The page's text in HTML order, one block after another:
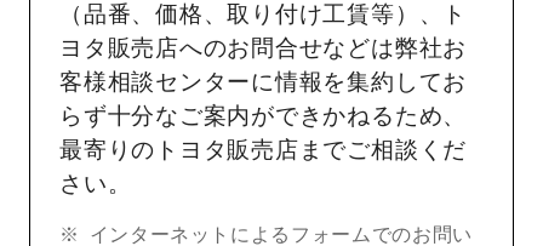
（品番、価格、取り付け工賃等）、ト
ヨタ販売店へのお問合せなどは弊社お
客様相談センターに情報を集約してお
らず十分なご案内ができかねるため、
最寄りのトヨタ販売店までご相談くだ
さい。
インターネットによるフォームでのお問い